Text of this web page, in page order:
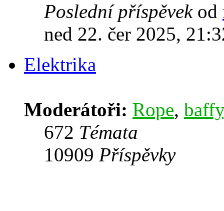
Poslední příspěvekod
ned 22. čer 2025,
Elektrika
Moderátoři: Rope, baffy
672 Témata
10909 Příspěvky